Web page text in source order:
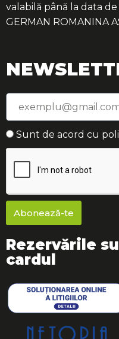
valabilă până la data de
GERMAN ROMANINA
Sunt de acord cu
Abonează-te
Rezervările
cardul